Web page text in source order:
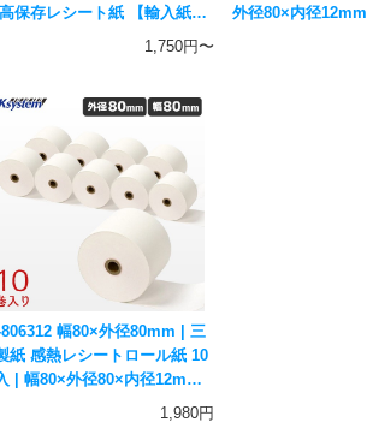
保存レシート紙 【輸入紙・
1,750円〜
外径80×内径12mm
幅80×外径80mm | 三
紙 感熱レシートロール紙 10
| 幅80×外径80×内径12mm
感熱紙 サーマルペーパー ア
1,980円